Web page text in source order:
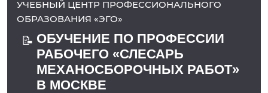
УЧЕБНЫЙ ЦЕНТР ПРОФЕССИОНАЛЬНОГО
ОБРАЗОВАНИЯ «ЭГО»
📝 ОБУЧЕНИЕ ПО ПРОФЕССИИ
РАБОЧЕГО «СЛЕСАРЬ
МЕХАНОСБОРОЧНЫХ РАБОТ»
В МОСКВЕ